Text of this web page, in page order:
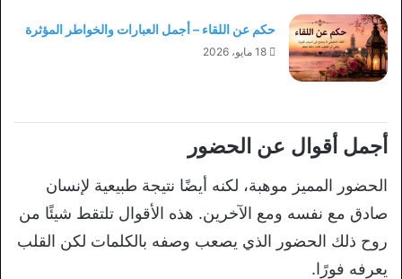
حكم عن اللقاء – أجمل العبارات والخواطر المؤثرة
18 مايو، 2026
أجمل أقوال عن الحضور
الحضور المميز موهبة، لكنه أيضًا نتيجة طبيعية لإنسان
صادق مع نفسه ومع الآخرين. هذه الأقوال تلتقط شيئًا من
روح ذلك الحضور الذي يصعب وصفه بالكلمات لكن القلب
يعرفه فورًا.